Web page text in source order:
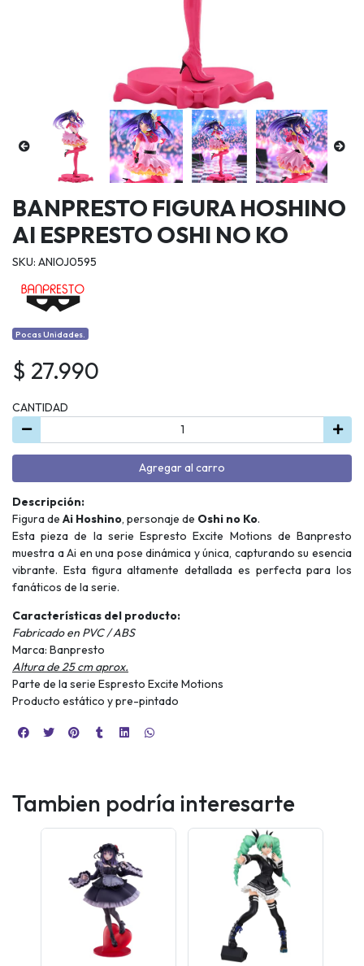
BANPRESTO FIGURA HOSHINO
AI ESPRESTO OSHI NO KO
SKU: ANIOJ0595
Pocas Unidades.
$ 27.990
CANTIDAD
Agregar al carro
Descripción:
Figura de Ai Hoshino, personaje de Oshi no Ko.
Esta pieza de la serie Espresto Excite Motions de Banpresto
muestra a Ai en una pose dinámica y única, capturando su esencia
vibrante. Esta figura altamente detallada es perfecta para los
fanáticos de la serie.
Características del producto:
Fabricado en PVC / ABS
Marca: Banpresto
Altura de 25 cm aprox.
Parte de la serie Espresto Excite Motions
Producto estático y pre-pintado
Tambien podría interesarte